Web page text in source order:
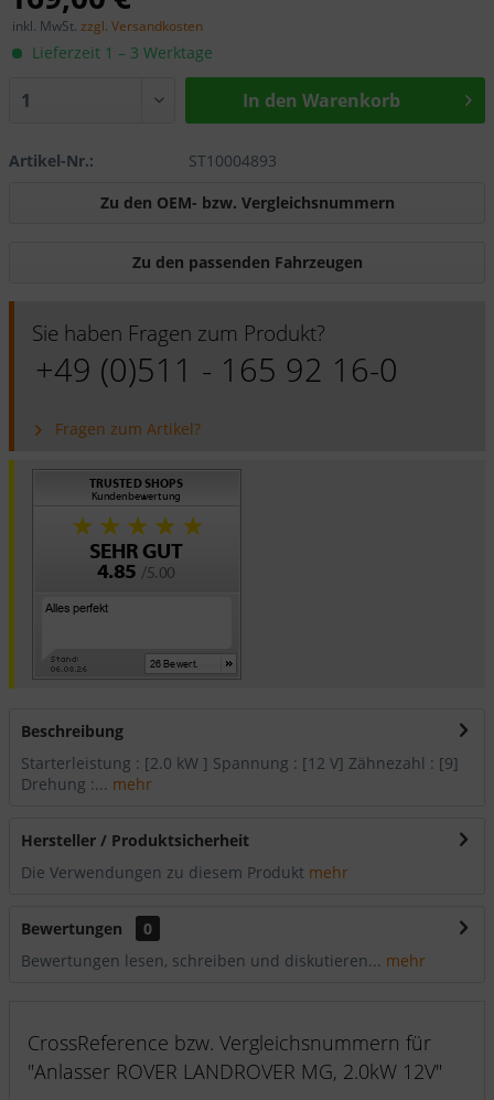
inkl. MwSt.zzgl. Versandkosten
Lieferzeit 1 – 3 Werktage
In den Warenkorb
Artikel-Nr.:
ST10004893
Zu den OEM- bzw. Vergleichsnummern
Zu den passenden Fahrzeugen
Sie haben Fragen zum Produkt?
+49 (0)511 - 165 92 16-0
Fragen zum Artikel?
Beschreibung
Starterleistung : [2.0 kW ] Spannung : [12 V] Zähnezahl : [9]
Drehung :... mehr
Hersteller / Produktsicherheit
Die Verwendungen zu diesem Produkt mehr
Bewertungen
0
Bewertungen lesen, schreiben und diskutieren... mehr
CrossReference bzw. Vergleichsnummern für
"Anlasser ROVER LANDROVER MG, 2.0kW 12V"